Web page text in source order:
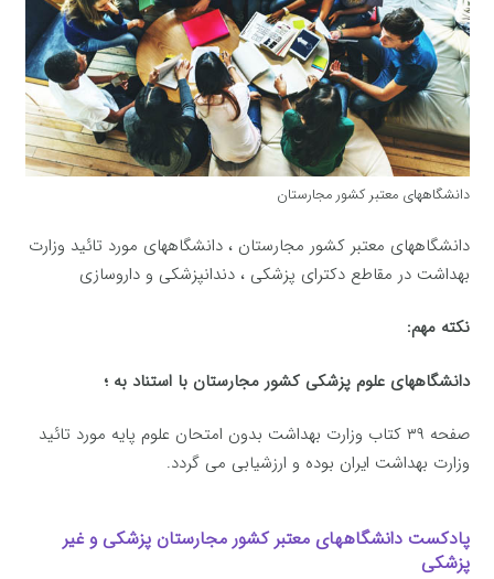
دانشگاههای معتبر کشور مجارستان
دانشگاههای معتبر کشور مجارستان ، دانشگاههای مورد تائید وزارت
بهداشت در مقاطع دكترای پزشكی ، دندانپزشكی و داروسازی
نكته مهم:
دانشگاههای علوم پزشكی کشور مجارستان با استناد به ؛
صفحه ۳۹ كتاب وزارت بهداشت بدون امتحان علوم پایه مورد تائید
وزارت بهداشت ایران بوده و ارزشیابی می گردد.
پادکست دانشگاههای معتبر کشور مجارستان پزشکی و غیر
پزشکی